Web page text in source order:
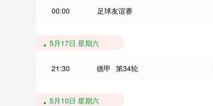
00:00 足球友谊赛
5月17日 星期六
21:30 德甲 第34轮
5月10日 星期六